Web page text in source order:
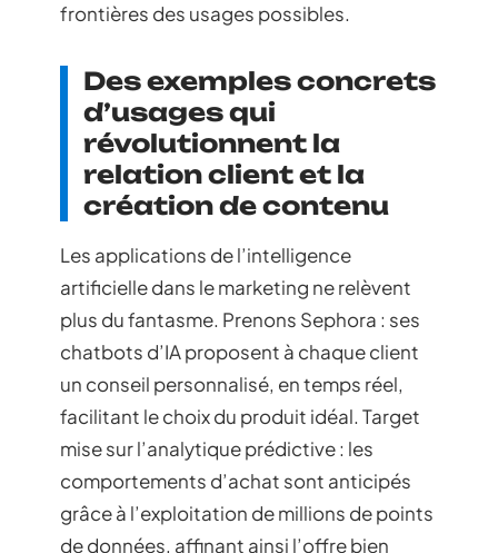
frontières des usages possibles.
Des exemples concrets
d’usages qui
révolutionnent la
relation client et la
création de contenu
Les applications de l’intelligence
artificielle dans le marketing ne relèvent
plus du fantasme. Prenons Sephora : ses
chatbots d’IA proposent à chaque client
un conseil personnalisé, en temps réel,
facilitant le choix du produit idéal. Target
mise sur l’analytique prédictive : les
comportements d’achat sont anticipés
grâce à l’exploitation de millions de points
de données, affinant ainsi l’offre bien